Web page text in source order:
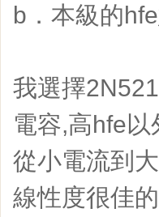
b．本級的hfe
我選擇
電容,高hfe
從小電流到
線性度很佳